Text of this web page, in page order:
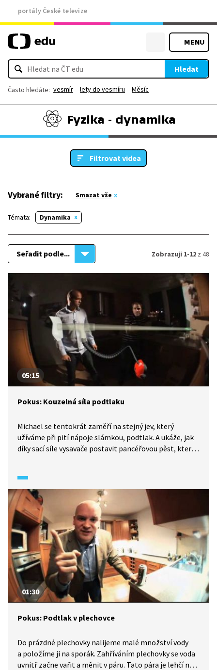
portály České televize
MENU
Hledat
Často hledáte: vesmír lety do vesmíru Měsíc
Fyzika - dynamika
Filtrovat videa
Vybrané filtry: Smazat vše
Témata: Dynamika
Seřadit podle... Zobrazuji 1-12 z 48
05:15
Pokus: Kouzelná síla podtlaku
Michael se tentokrát zaměří na stejný jev, který
užíváme při pití nápoje slámkou, podtlak. A ukáže, jak
díky sací síle vysavače postavit pancéřovou pěst, která
01:30
Pokus: Podtlak v plechovce
Do prázdné plechovky nalijeme malé množství vody
a položíme ji na sporák. Zahříváním plechovky se voda
uvnitř začne vařit a měnit v páru. Tato pára je lehčí než